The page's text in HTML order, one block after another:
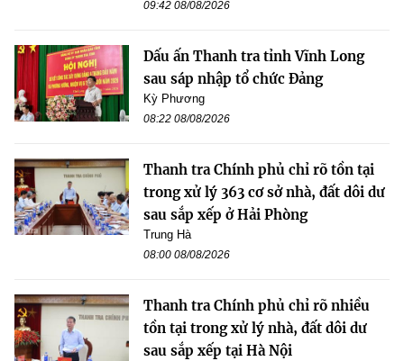
09:42 08/08/2026
Dấu ấn Thanh tra tỉnh Vĩnh Long
sau sáp nhập tổ chức Đảng
Kỳ Phương
08:22 08/08/2026
Thanh tra Chính phủ chỉ rõ tồn tại
trong xử lý 363 cơ sở nhà, đất dôi dư
sau sắp xếp ở Hải Phòng
Trung Hà
08:00 08/08/2026
Thanh tra Chính phủ chỉ rõ nhiều
tồn tại trong xử lý nhà, đất dôi dư
sau sắp xếp tại Hà Nội